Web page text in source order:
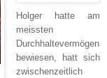
Holger hatte am
meissten
Durchhaltevermögen
bewiesen, hatt sich
zwischenzeitlich